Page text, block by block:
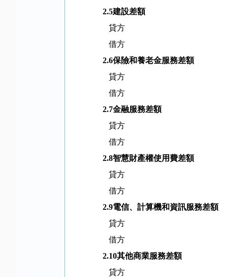
2.5建設差額
貸方
借方
2.6保險和養老金服務差額
貸方
借方
2.7金融服務差額
貸方
借方
2.8智慧財產權使用費差額
貸方
借方
2.9電信、計算機和資訊服務差額
貸方
借方
2.10其他商業服務差額
貸方